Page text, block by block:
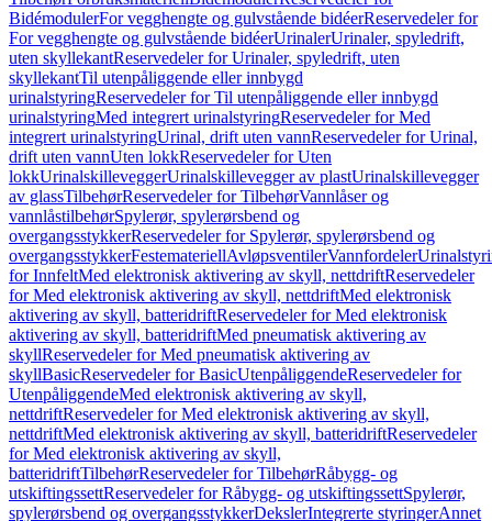
BidémodulerFor vegghengte og gulvstående bidéerReservedeler for
For vegghengte og gulvstående bidéerUrinalerUrinaler, spyledrift,
uten skyllekantReservedeler for Urinaler, spyledrift, uten
skyllekantTil utenpåliggende eller innbygd
urinalstyringReservedeler for Til utenpåliggende eller innbygd
urinalstyringMed integrert urinalstyringReservedeler for Med
integrert urinalstyringUrinal, drift uten vannReservedeler for Urinal,
drift uten vannUten lokkReservedeler for Uten
lokkUrinalskilleveggerUrinalskillevegger av plastUrinalskillevegger
av glassTilbehørReservedeler for TilbehørVannlåser og
vannlåstilbehørSpylerør, spylerørsbend og
overgangsstykkerReservedeler for Spylerør, spylerørsbend og
overgangsstykkerFestemateriellAvløpsventilerVannfordeler
for InnfeltMed elektronisk aktivering av skyll, nettdriftReservedeler
for Med elektronisk aktivering av skyll, nettdriftMed elektronisk
aktivering av skyll, batteridriftReservedeler for Med elektronisk
aktivering av skyll, batteridriftMed pneumatisk aktivering av
skyllReservedeler for Med pneumatisk aktivering av
skyllBasicReservedeler for BasicUtenpåliggendeReservedeler for
UtenpåliggendeMed elektronisk aktivering av skyll,
nettdriftReservedeler for Med elektronisk aktivering av skyll,
nettdriftMed elektronisk aktivering av skyll, batteridriftReservedeler
for Med elektronisk aktivering av skyll,
batteridriftTilbehørReservedeler for TilbehørRåbygg- og
utskiftingssettReservedeler for Råbygg- og utskiftingssettSpylerør,
spylerørsbend og overgangsstykkerDekslerIntegrerte styringerAnnet